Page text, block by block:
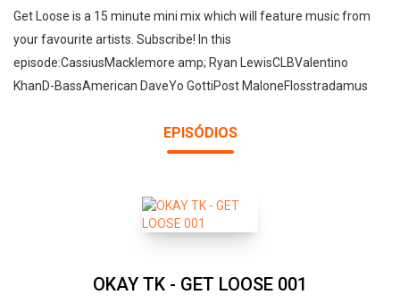
Get Loose is a 15 minute mini mix which will feature music from
your favourite artists. Subscribe! In this
episode:CassiusMacklemore amp; Ryan LewisCLBValentino
KhanD-BassAmerican DaveYo GottiPost MaloneFlosstradamus
EPISÓDIOS
OKAY TK - GET LOOSE 001